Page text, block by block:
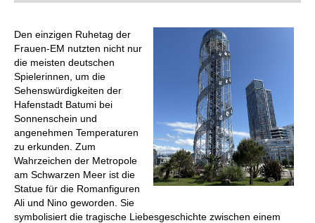
individueller als je zuvor.
Den einzigen Ruhetag der
Frauen-EM nutzten nicht nur
die meisten deutschen
Spielerinnen, um die
Sehenswürdigkeiten der
Hafenstadt Batumi bei
Sonnenschein und
angenehmen Temperaturen
zu erkunden. Zum
Wahrzeichen der Metropole
am Schwarzen Meer ist die
Statue für die Romanfiguren
Ali und Nino geworden. Sie
symbolisiert die tragische Liebesgeschichte zwischen einem